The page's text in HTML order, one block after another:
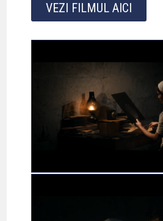
VEZI FILMUL AICI